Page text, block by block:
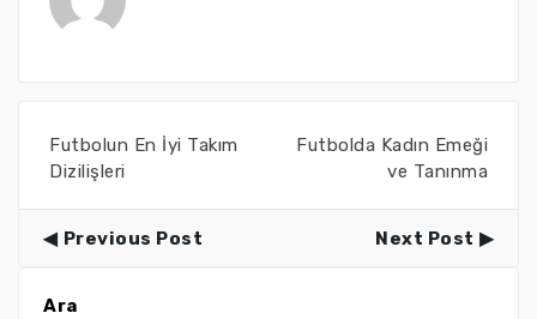
Futbolun En İyi Takım
Dizilişleri
Futbolda Kadın Emeği
ve Tanınma
Previous Post Next Post
Ara